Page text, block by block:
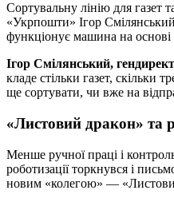
Сортувальну лінію для газет
«Укрпошти» Ігор
функціонує машина на основі
Ігор Смілянський,
кладе стільки газет, скільки
ще сортувати, чи вже на
«Листовий дракон» та
Менше ручної праці і
роботизації торкнувся і
новим «колегою» —